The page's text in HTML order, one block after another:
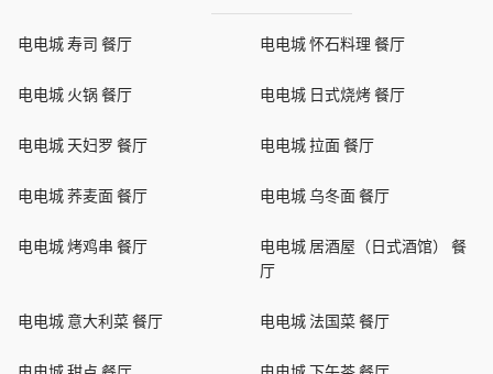
电电城 寿司 餐厅 电电城 怀石料理 餐厅
电电城 火锅 餐厅 电电城 日式烧烤 餐厅
电电城 天妇罗 餐厅 电电城 拉面 餐厅
电电城 荞麦面 餐厅 电电城 乌冬面 餐厅
电电城 烤鸡串 餐厅
电电城 居酒屋（日式酒馆） 餐
厅
电电城 意大利菜 餐厅 电电城 法国菜 餐厅